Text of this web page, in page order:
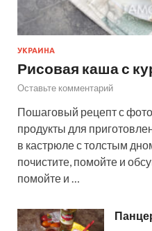
УКРАИНА
Рисовая каша с
Оставьте комментарий
Пошаговый рецепт с
продукты для
в кастрюле с толстым
почистите, помойте и
помойте и …